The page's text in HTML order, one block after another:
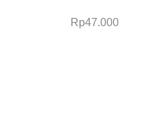
Rp47.000